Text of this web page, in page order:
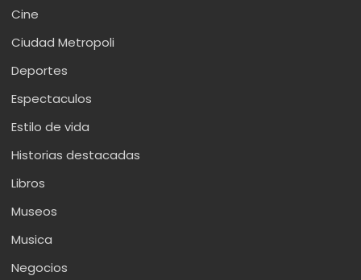
Cine
Ciudad Metropoli
Deportes
Espectaculos
Estilo de vida
Historias destacadas
Libros
Museos
Musica
Negocios